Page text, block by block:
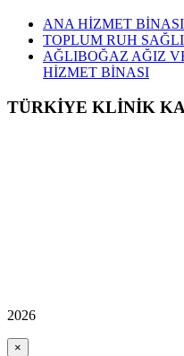
ANA HİZMET BİNASI
TOPLUM RUH
AĞLIBOĞAZ AĞIZ
HİZMET BİNASI
TÜRKİYE KLİNİK
2026
×